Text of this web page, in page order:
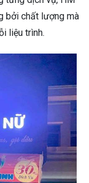
bởi chất lượng mà
liệu trình.